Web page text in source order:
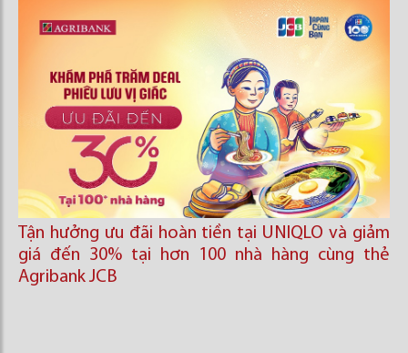
Tận hưởng ưu đãi hoàn tiền tại UNIQLO và giảm
giá đến 30% tại hơn 100 nhà hàng cùng thẻ
Agribank JCB